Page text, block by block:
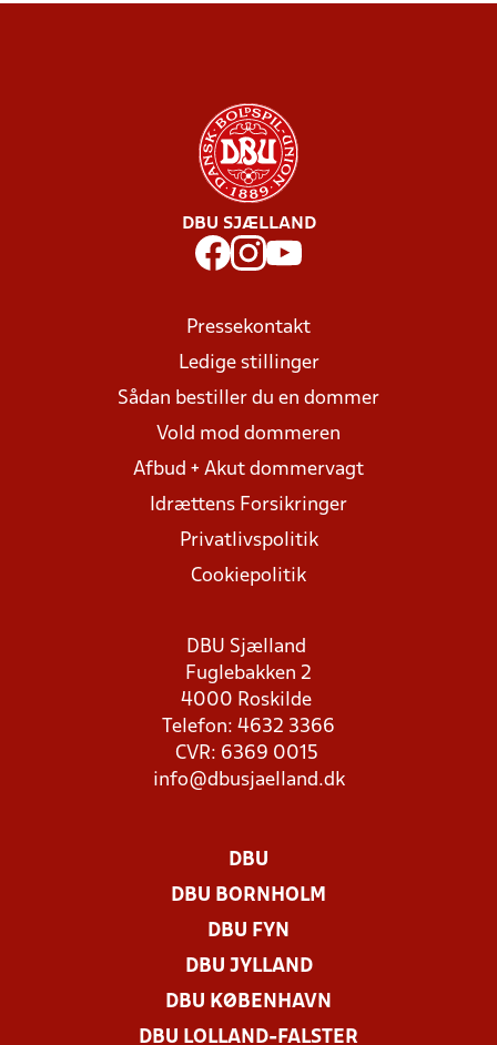
DBU SJÆLLAND
Pressekontakt
Ledige stillinger
Sådan bestiller du en dommer
Vold mod dommeren
Afbud + Akut dommervagt
Idrættens Forsikringer
Privatlivspolitik
Cookiepolitik
DBU Sjælland
Fuglebakken 2
4000 Roskilde
Telefon: 4632 3366
CVR: 6369 0015
info@dbusjaelland.dk
DBU
DBU BORNHOLM
DBU FYN
DBU JYLLAND
DBU KØBENHAVN
DBU LOLLAND-FALSTER